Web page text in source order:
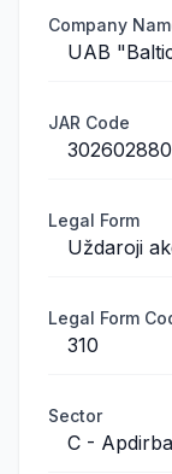
Company
UAB
JAR Code
302602880
Legal Form
Uždaroji
Legal Form
310
Sector
C -